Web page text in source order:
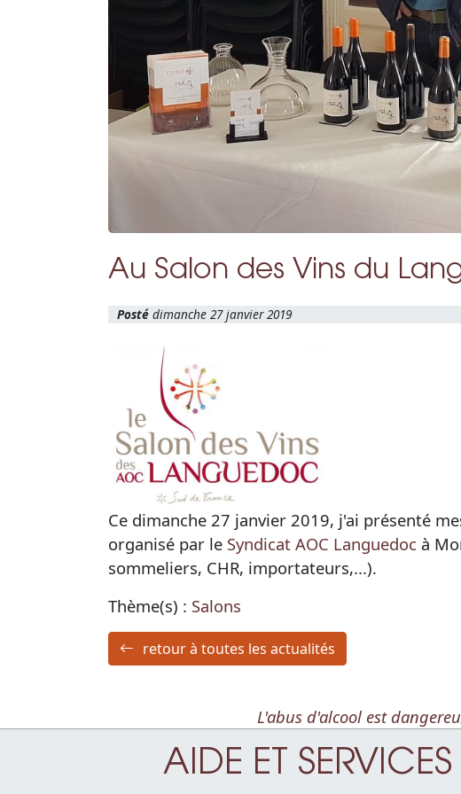
Au Salon des Vins du
dimanche 27 janvier 2019
Ce dimanche 27 janvier 2019, j'ai présenté
organisé par le Syndicat AOC Languedoc à
sommeliers, CHR, importateurs,...).
Thème(s) : Salons
retour à toutes les actualités
L'abus d'alcool est
AIDE ET SERVICES